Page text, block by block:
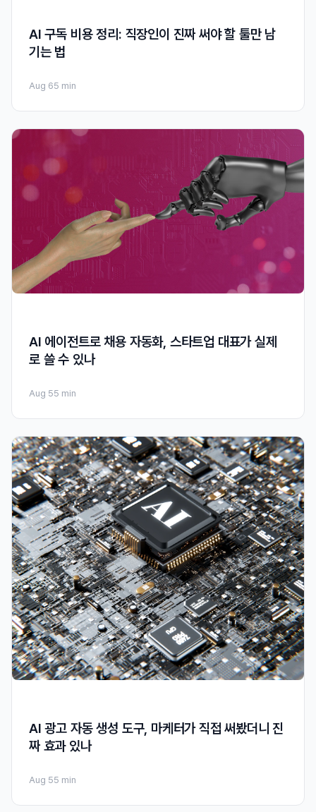
AI 구독 비용 정리: 직장인이 진짜 써야 할 툴만 남
기는 법
Aug 65 min
AI 에이전트로 채용 자동화, 스타트업 대표가 실제
로 쓸 수 있나
Aug 55 min
AI 광고 자동 생성 도구, 마케터가 직접 써봤더니 진
짜 효과 있나
Aug 55 min